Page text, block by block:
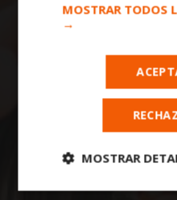
toda la actualidad,
MOSTRAR TODOS
→
MOSTRAR
Cookies